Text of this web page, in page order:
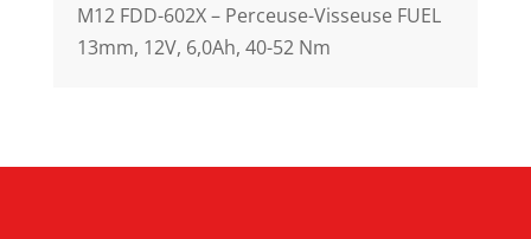
M12 FDD-602X – Perceuse-Visseuse FUEL
13mm, 12V, 6,0Ah, 40-52 Nm